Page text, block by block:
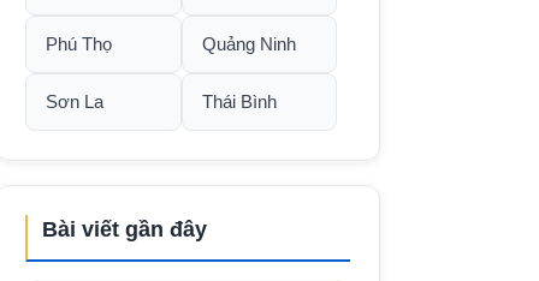
Phú Thọ Quảng Ninh
Sơn La Thái Bình
Bài viết gần đây